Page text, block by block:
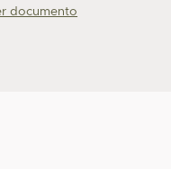
documento